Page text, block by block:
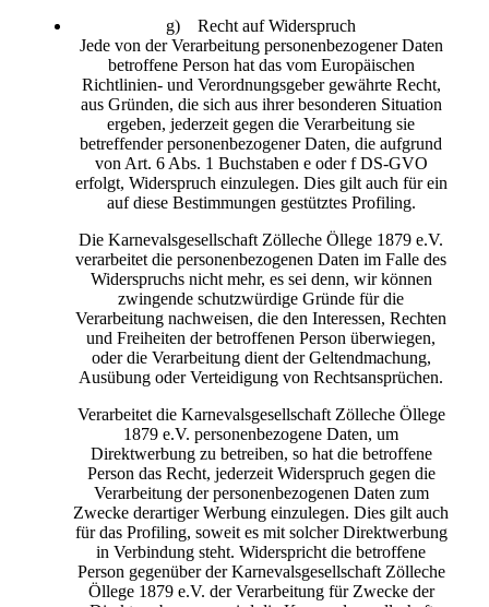
g) Recht auf Widerspruch
Jede von der Verarbeitung personenbezogener Daten
betroffene Person hat das vom Europäischen
Richtlinien- und Verordnungsgeber gewährte Recht,
aus Gründen, die sich aus ihrer besonderen Situation
ergeben, jederzeit gegen die Verarbeitung sie
betreffender personenbezogener Daten, die aufgrund
von Art. 6 Abs. 1 Buchstaben e oder f DS-GVO
erfolgt, Widerspruch einzulegen. Dies gilt auch für ein
auf diese Bestimmungen gestütztes Profiling.
Die Karnevalsgesellschaft Zölleche Öllege 1879 e.V.
verarbeitet die personenbezogenen Daten im Falle des
Widerspruchs nicht mehr, es sei denn, wir können
zwingende schutzwürdige Gründe für die
Verarbeitung nachweisen, die den Interessen, Rechten
und Freiheiten der betroffenen Person überwiegen,
oder die Verarbeitung dient der Geltendmachung,
Ausübung oder Verteidigung von Rechtsansprüchen.
Verarbeitet die Karnevalsgesellschaft Zölleche Öllege
1879 e.V. personenbezogene Daten, um
Direktwerbung zu betreiben, so hat die betroffene
Person das Recht, jederzeit Widerspruch gegen die
Verarbeitung der personenbezogenen Daten zum
Zwecke derartiger Werbung einzulegen. Dies gilt auch
für das Profiling, soweit es mit solcher Direktwerbung
in Verbindung steht. Widerspricht die betroffene
Person gegenüber der Karnevalsgesellschaft Zölleche
Öllege 1879 e.V. der Verarbeitung für Zwecke der